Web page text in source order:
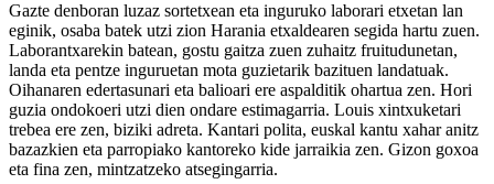
Gazte denboran luzaz sortetxean eta inguruko laborari etxetan lan
eginik, osaba batek utzi zion Harania etxaldearen segida hartu zuen.
Laborantxarekin batean, gostu gaitza zuen zuhaitz fruitudunetan,
landa eta pentze inguruetan mota guzietarik bazituen landatuak.
Oihanaren edertasunari eta balioari ere aspalditik ohartua zen. Hori
guzia ondokoeri utzi dien ondare estimagarria. Louis xintxuketari
trebea ere zen, biziki adreta. Kantari polita, euskal kantu xahar anitz
bazazkien eta parropiako kantoreko kide jarraikia zen. Gizon goxoa
eta fina zen, mintzatzeko atsegingarria.